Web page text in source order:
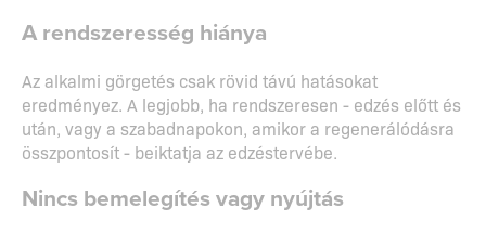
A rendszeresség hiánya
Az alkalmi görgetés csak rövid távú hatásokat
eredményez. A legjobb, ha rendszeresen - edzés előtt és
után, vagy a szabadnapokon, amikor a regenerálódásra
összpontosít - beiktatja az edzéstervébe.
Nincs bemelegítés vagy nyújtás